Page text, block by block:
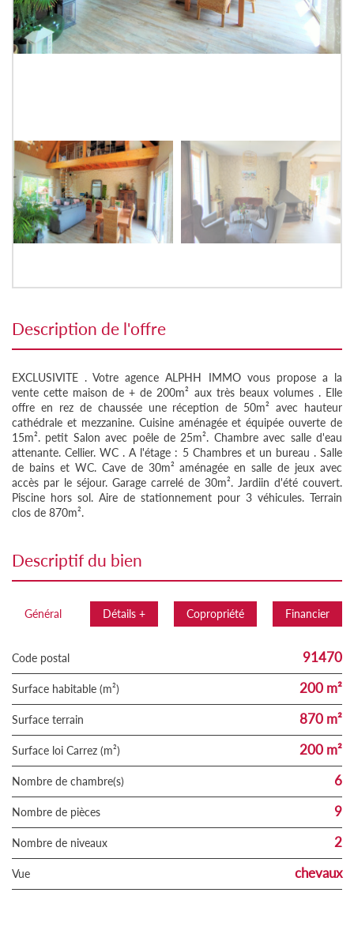
description de l'offre
EXCLUSIVITE . Votre agence ALPHH IMMO vous propose a la
vente cette maison de + de 200m² aux très beaux volumes . Elle
offre en rez de chaussée une réception de 50m² avec hauteur
cathédrale et mezzanine. Cuisine aménagée et équipée ouverte de
15m². petit Salon avec poêle de 25m². Chambre avec salle d'eau
attenante. Cellier. WC . A l'étage : 5 Chambres et un bureau . Salle
de bains et WC. Cave de 30m² aménagée en salle de jeux avec
accès par le séjour. Garage carrelé de 30m². Jardiin d'été couvert.
Piscine hors sol. Aire de stationnement pour 3 véhicules. Terrain
clos de 870m².
descriptif du bien
Général Détails + Copropriété Financier
Code postal 91470
Surface habitable (m²) 200 m²
surface terrain 870 m²
Surface loi Carrez (m²) 200 m²
Nombre de chambre(s) 6
Nombre de pièces 9
Nombre de niveaux 2
Vue chevaux